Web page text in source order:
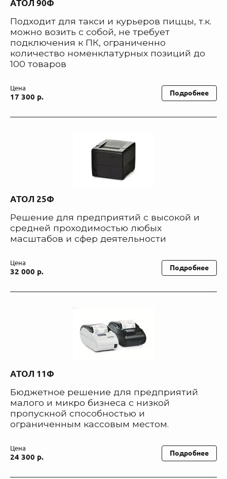
АТОЛ 90Ф
Подходит для такси и курьеров пиццы, т.к.
можно возить с собой, не требует
подключения к ПК, ограниченно
количество номенклатурных позиций до
100 товаров
Цена
17 300 р. Подробнее
АТОЛ 25Ф
Решение для предприятий с высокой и
средней проходимостью любых
масштабов и сфер деятельности
Цена
32 000 р. Подробнее
АТОЛ 11Ф
Бюджетное решение для предприятий
малого и микро бизнеса с низкой
пропускной способностью и
ограниченным кассовым местом.
Цена
24 300 р. Подробнее